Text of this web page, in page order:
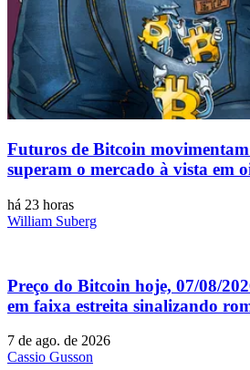
Futuros de Bitcoin
superam o mercado à vista em
há 23 horas
William Suberg
Preço do Bitcoin hoje, 07/08/
em faixa estreita sinalizando
7 de ago. de 2026
Cassio Gusson